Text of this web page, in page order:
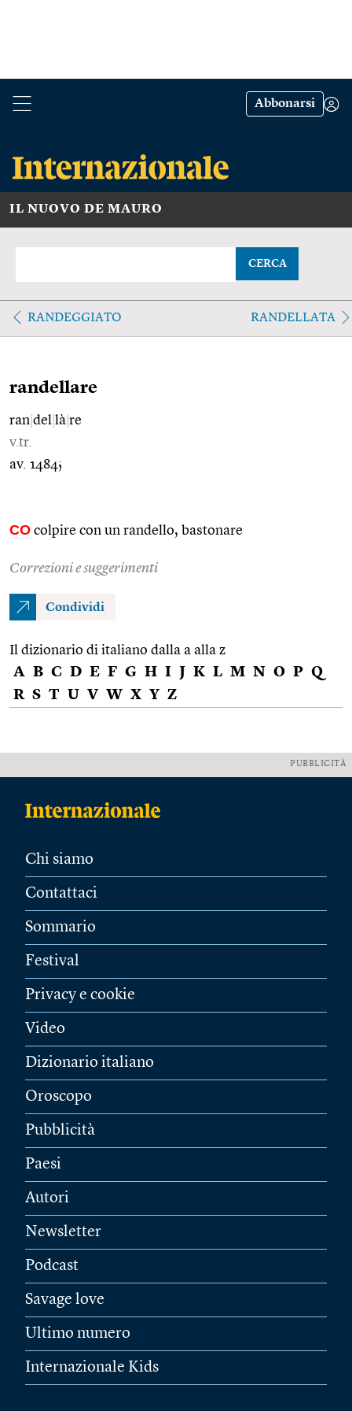
Abbonarsi
IL NUOVO DE MAURO
CERCA
RANDEGGIATO RANDELLATA
randellare
ran del là re
v.tr.
av. 1484;
CO colpire con un randello, bastonare
Correzioni e suggerimenti
Condividi
Il dizionario di italiano dalla a alla z
A B C D E F G H I J K L M N O P Q
R S T U V W X Y Z
PUBBLICITÀ
Chi siamo
Contattaci
Sommario
Festival
Privacy e cookie
Video
Dizionario italiano
Oroscopo
Pubblicità
Paesi
Autori
Newsletter
Podcast
Savage love
Ultimo numero
Internazionale Kids